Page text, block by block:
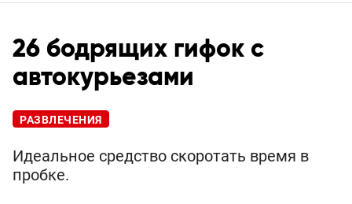
26 бодрящих гифок с
автокурьезами
РАЗВЛЕЧЕНИЯ
Идеальное средство скоротать время в
пробке.